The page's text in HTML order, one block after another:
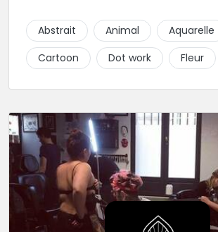
souhaitant se faire tatouer de pouvoir
projet entièrement personnalisé. Une pierceuse est
présente en Guest environ une
salon.
Abstrait Animal
Aquarelle
Cartoon
Dot work Fleur